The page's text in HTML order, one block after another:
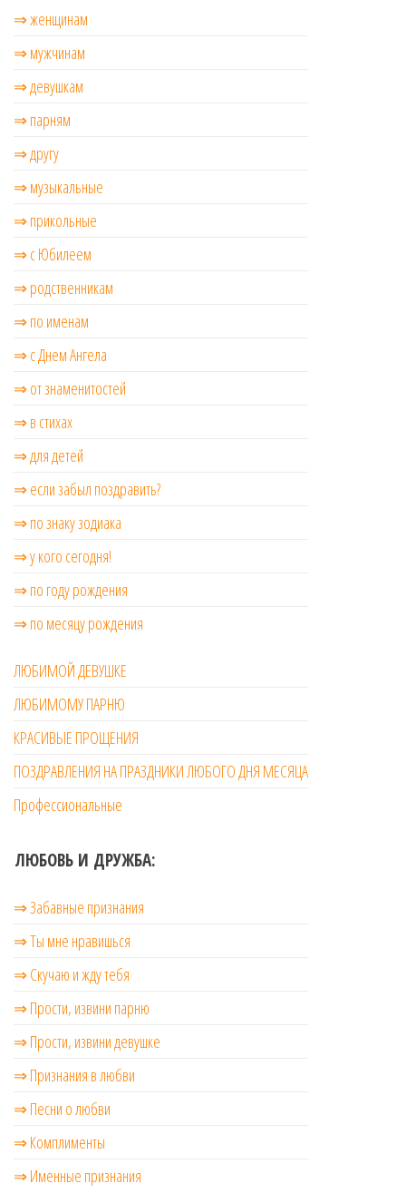
⇒ женщинам
⇒ мужчинам
⇒ девушкам
⇒ парням
⇒ другу
⇒ музыкальные
⇒ прикольные
⇒ с Юбилеем
⇒ родственникам
⇒ по именам
⇒ с Днем Ангела
⇒ от знаменитостей
⇒ в стихах
⇒ для детей
⇒ если забыл поздравить?
⇒ по знаку зодиака
⇒ у кого сегодня!
⇒ по году рождения
⇒ по месяцу рождения
ЛЮБИМОЙ ДЕВУШКЕ
ЛЮБИМОМУ ПАРНЮ
КРАСИВЫЕ ПРОЩЕНИЯ
ПОЗДРАВЛЕНИЯ НА ПРАЗДНИКИ ЛЮБОГО ДНЯ МЕСЯЦА
Профессиональные
ЛЮБОВЬ И ДРУЖБА:
⇒ Забавные признания
⇒ Ты мне нравишься
⇒ Скучаю и жду тебя
⇒ Прости, извини парню
⇒ Прости, извини девушке
⇒ Признания в любви
⇒ Песни о любви
⇒ Комплименты
⇒ Именные признания